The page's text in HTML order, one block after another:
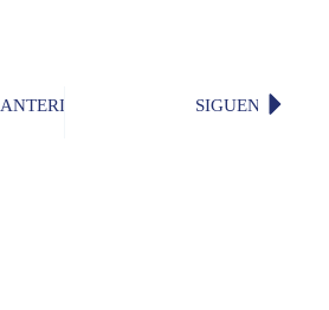
ANTERIOR «Luna mía de ayer, hoy de mi
SIGUENTE